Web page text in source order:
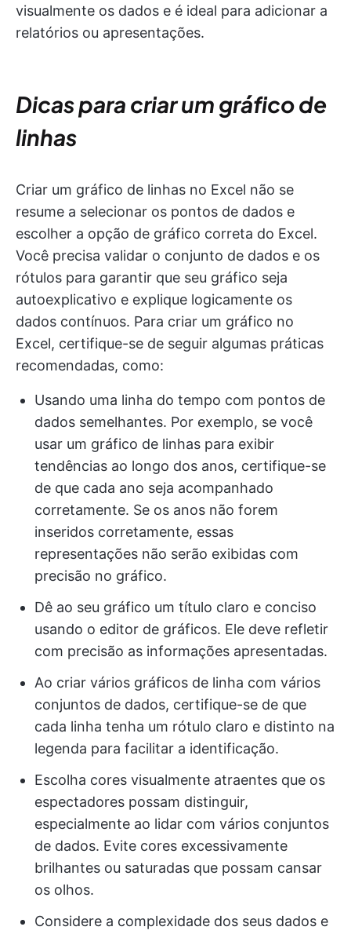
visualmente os dados e é ideal para adicionar a
relatórios ou apresentações.
Dicas para criar um gráfico de
linhas
Criar um gráfico de linhas no Excel não se
resume a selecionar os pontos de dados e
escolher a opção de gráfico correta do Excel.
Você precisa validar o conjunto de dados e os
rótulos para garantir que seu gráfico seja
autoexplicativo e explique logicamente os
dados contínuos. Para criar um gráfico no
Excel, certifique-se de seguir algumas práticas
recomendadas, como:
Usando uma linha do tempo com pontos de
dados semelhantes. Por exemplo, se você
usar um gráfico de linhas para exibir
tendências ao longo dos anos, certifique-se
de que cada ano seja acompanhado
corretamente. Se os anos não forem
inseridos corretamente, essas
representações não serão exibidas com
precisão no gráfico.
Dê ao seu gráfico um título claro e conciso
usando o editor de gráficos. Ele deve refletir
com precisão as informações apresentadas.
Ao criar vários gráficos de linha com vários
conjuntos de dados, certifique-se de que
cada linha tenha um rótulo claro e distinto na
legenda para facilitar a identificação.
Escolha cores visualmente atraentes que os
espectadores possam distinguir,
especialmente ao lidar com vários conjuntos
de dados. Evite cores excessivamente
brilhantes ou saturadas que possam cansar
os olhos.
Considere a complexidade dos seus dados e